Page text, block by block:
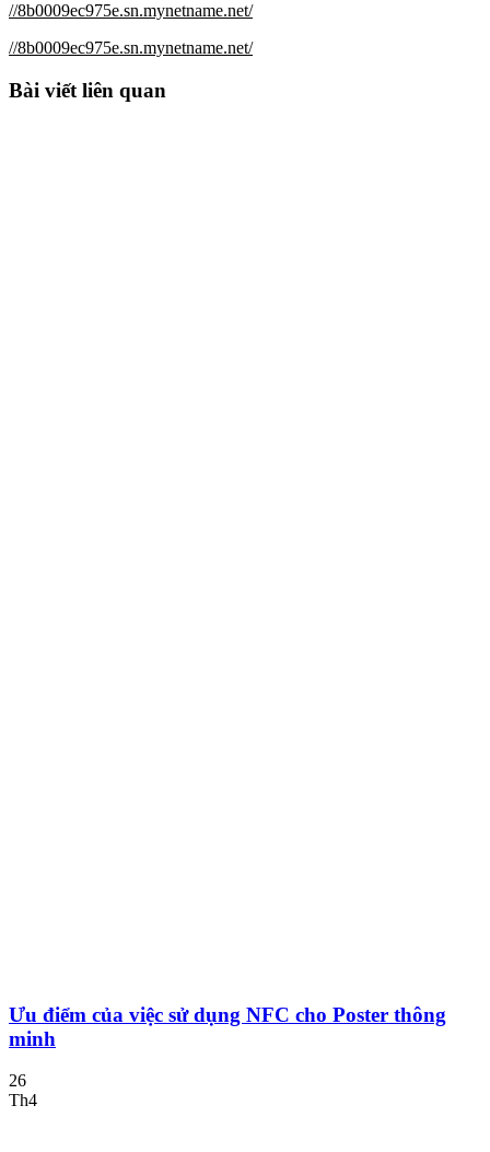
//8b0009ec975e.sn.mynetname.net/
//8b0009ec975e.sn.mynetname.net/
Bài viết liên quan
Ưu điểm của việc sử dụng NFC cho Poster thông
minh
26
Th4